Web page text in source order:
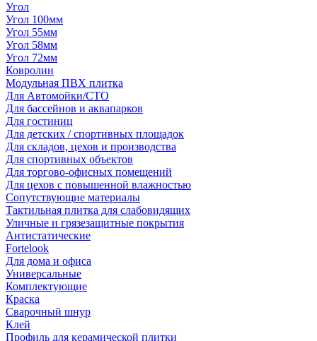
Угол
Угол 100мм
Угол 55мм
Угол 58мм
Угол 72мм
Ковролин
Модульная ПВХ плитка
Для Автомойки/СТО
Для бассейнов и аквапарков
Для гостиниц
Для детских / спортивных площадок
Для складов, цехов и производства
Для спортивных объектов
Для торгово-офисных помещений
Для цехов с повышенной влажностью
Сопутствующие материалы
Тактильная плитка для слабовидящих
Уличные и грязезащитные покрытия
Антистатические
Fortelook
Для дома и офиса
Универсальные
Комплектующие
Краска
Сварочный шнур
Клей
Профиль для керамической плитки